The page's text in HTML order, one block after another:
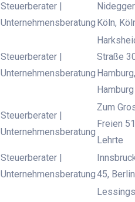
Steuerberater |
Unternehmensberatung Köln,
Steuerberater |
Unternehmensberatung
Straße
Hamburg,
Hamburg
Steuerberater |
Unternehmensberatung
Zum
Freien
Lehrte
Steuerberater |
Unternehmensberatung45,